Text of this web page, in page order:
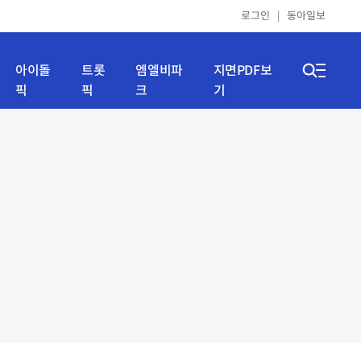
로그인 동아일보
아이돌
픽
트롯
픽
엠엘비파
크
지면PDF보
기